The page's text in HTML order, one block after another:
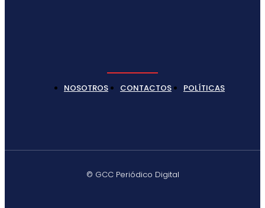
NOSOTROS CONTACTOS POLÍTICAS
© GCC Periódico Digital